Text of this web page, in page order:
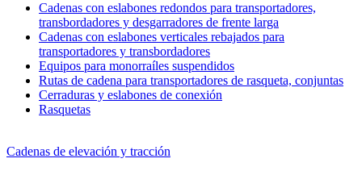
Cadenas con eslabones redondos para transportadores,
transbordadores y desgarradores de frente larga
Cadenas con eslabones verticales rebajados para
transportadores y transbordadores
Equipos para monorraíles suspendidos
Rutas de cadena para transportadores de rasqueta, conjuntas
Cerraduras y eslabones de conexión
Rasquetas
Cadenas de elevación y tracción